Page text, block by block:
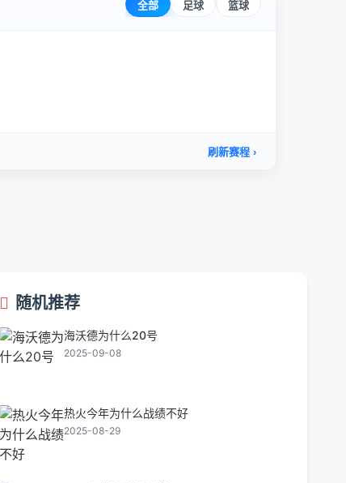
随机推荐
海沃德为什么20号
2025-09-08
热火今年为什么战绩不好
2025-08-29